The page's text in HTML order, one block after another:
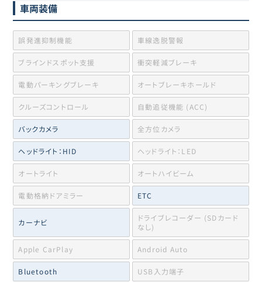
車両装備
誤発進抑制機能 車線逸脱警報
ブラインドスポット支援 衝突軽減ブレーキ
電動パーキングブレーキ オートブレーキホールド
クルーズコントロール 自動追従機能 (ACC)
バックカメラ 全方位カメラ
ヘッドライト：HID ヘッドライト：LED
オートライト オートハイビーム
電動格納ドアミラー ETC
カーナビ
ドライブレコーダー (SDカード
なし)
Apple CarPlay Android Auto
Bluetooth USB入力端子